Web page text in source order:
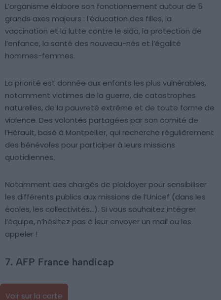
L’organisme élabore son fonctionnement autour de 5
grands axes majeurs : l’éducation des filles, la
vaccination et la lutte contre le sida, la protection de
l’enfance, la santé des nouveau-nés et l’égalité
hommes-femmes.
La priorité est donnée aux enfants les plus vulnérables,
notamment victimes de la guerre, de catastrophes
naturelles, de la pauvreté extrême et de toute forme de
violence. Des volontés partagées par son comité de
l’Hérault, basé à Montpellier, qui recherche régulièrement
des bénévoles pour participer à leurs missions
quotidiennes.
Notamment des chargés de plaidoyer pour sensibiliser
les différents publics aux missions de l’Unicef (dans les
écoles, les collectivités…). Si vous souhaitez intégrer
l’équipe, n’hésitez pas à leur envoyer un mail ou les
appeler !
7. AFP France handicap
Voir sur la carte